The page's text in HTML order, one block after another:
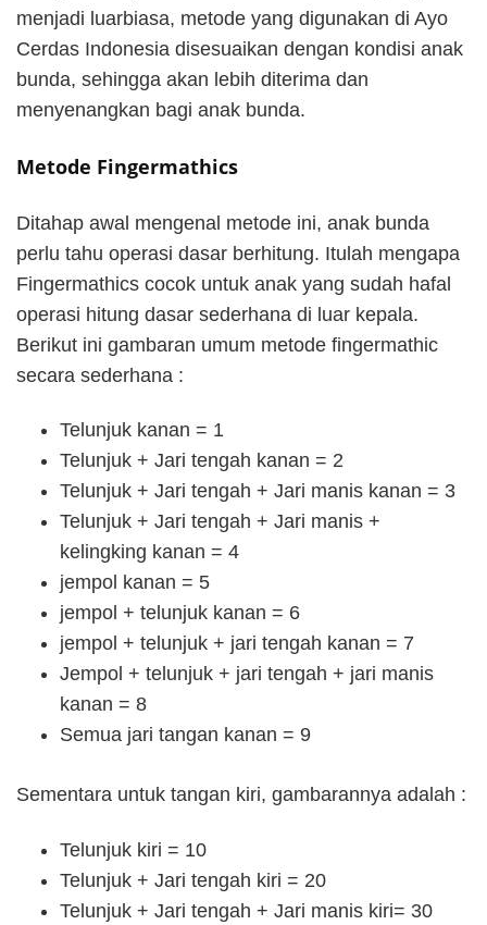
menjadi luarbiasa, metode yang digunakan di Ayo
Cerdas Indonesia disesuaikan dengan kondisi anak
bunda, sehingga akan lebih diterima dan
menyenangkan bagi anak bunda.
Metode Fingermathics
Ditahap awal mengenal metode ini, anak bunda
perlu tahu operasi dasar berhitung. Itulah mengapa
Fingermathics cocok untuk anak yang sudah hafal
operasi hitung dasar sederhana di luar kepala.
Berikut ini gambaran umum metode fingermathic
secara sederhana :
Telunjuk kanan = 1
Telunjuk + Jari tengah kanan = 2
Telunjuk + Jari tengah + Jari manis kanan = 3
Telunjuk + Jari tengah + Jari manis +
kelingking kanan = 4
jempol kanan = 5
jempol + telunjuk kanan = 6
jempol + telunjuk + jari tengah kanan = 7
Jempol + telunjuk + jari tengah + jari manis
kanan = 8
Semua jari tangan kanan = 9
Sementara untuk tangan kiri, gambarannya adalah :
Telunjuk kiri = 10
Telunjuk + Jari tengah kiri = 20
Telunjuk + Jari tengah + Jari manis kiri= 30